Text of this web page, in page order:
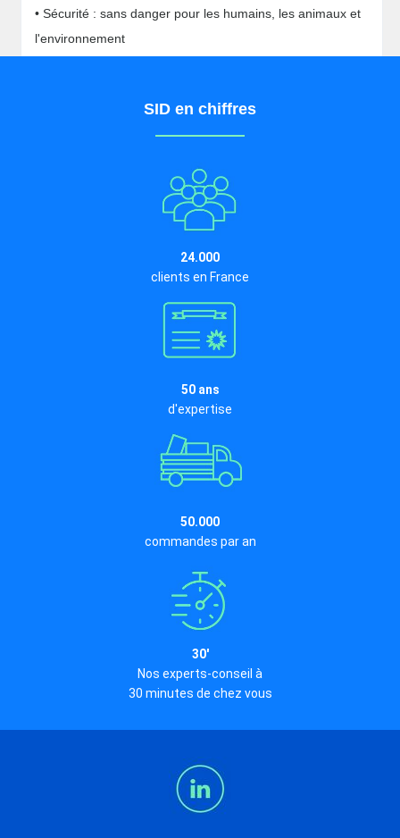
• Sécurité : sans danger pour les humains, les animaux et
l'environnement
SID en chiffres
24.000
clients en France
50 ans
d'expertise
50.000
commandes par an
30'
Nos experts-conseil à
30 minutes de chez vous